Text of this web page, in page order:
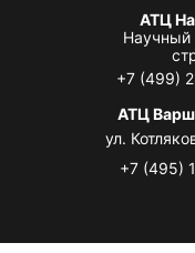
АТЦ
Научный
+7 (499)
АТЦ
ул.
+7 (495)